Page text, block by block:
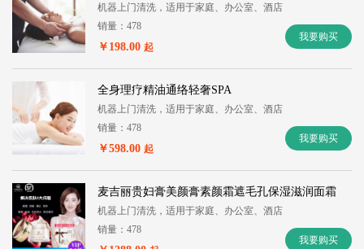
机器上门清洗，适用于家庭、办公室、酒店
销量：478
￥198.00 起
我要购买
全身理疗精油通络轻奢SPA
机器上门清洗，适用于家庭、办公室、酒店
销量：478
￥598.00 起
我要购买
麦吉丽贵妇膏美颜膏素颜霜遮毛孔保湿滋润面霜
机器上门清洗，适用于家庭、办公室、酒店
销量：478
我要购买